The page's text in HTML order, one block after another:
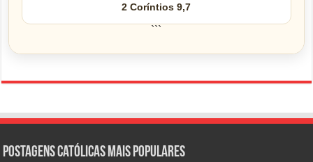
2 Coríntios 9,7
```
Postagens católicas mais Populares